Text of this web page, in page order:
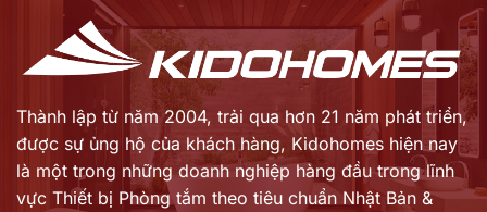
Thành lập từ năm 2004, trải qua hơn 21 năm phát triển,
được sự ủng hộ của khách hàng, Kidohomes hiện nay
là một trong những doanh nghiệp hàng đầu trong lĩnh
vực Thiết bị Phòng tắm theo tiêu chuẩn Nhật Bản &